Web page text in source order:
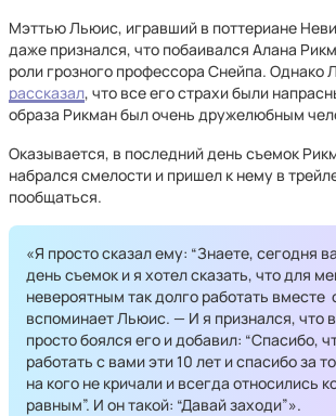
Мэттью Льюис, игравший в поттериане
даже признался, что побаивался Алана
роли грозного профессора Снейпа. Однако
рассказал, что все его страхи были
образа Рикман был очень дружелюбным
Оказывается, в последний день съемок
набрался смелости и пришел к нему в
пообщаться.
«Я просто сказал ему: “Знаете, сегодня
день съемок и я хотел сказать, что для
невероятным так долго работать вместе
вспоминает Льюис. — И я признался, что
просто боялся его и добавил: “Спасибо,
работать с вами эти 10 лет и спасибо за
на кого не кричали и всегда относились
равным”. И он такой: “Давай заходи”».